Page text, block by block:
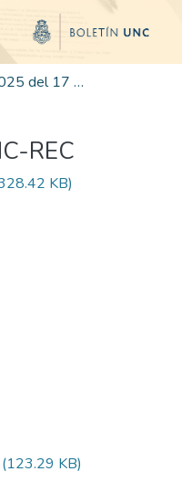
Edición 056/2025 del 17 de septiembre de 2025
REC
KB)
KB)